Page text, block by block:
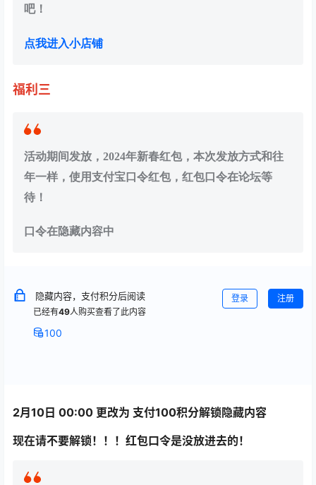
吧！
点我进入小店铺
福利三
活动期间发放，2024年新春红包，本次发放方式和往
年一样，使用支付宝口令红包，红包口令在论坛等
待！
口令在隐藏内容中
隐藏内容，支付积分后阅读
已经有49人购买查看了此内容
100
登录 注册
2月10日 00:00 更改为 支付100积分解锁隐藏内容
现在请不要解锁！！！红包口令是没放进去的！